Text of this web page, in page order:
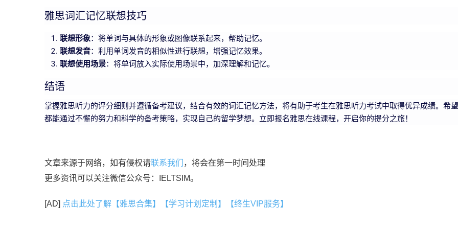
雅思词汇记忆联想技巧
联想形象：将单词与具体的形象或图像联系起来，帮助记忆。
联想发音：利用单词发音的相似性进行联想，增强记忆效果。
联想使用场景：将单词放入实际使用场景中，加深理解和记忆。
结语
掌握雅思听力的评分细则并遵循备考建议，结合有效的词汇记忆方法，将有助于考生在雅思听力考试中取得优异成绩。希
都能通过不懈的努力和科学的备考策略，实现自己的留学梦想。立即报名雅思在线课程，开启你的提分之旅！
文章来源于网络，如有侵权请联系我们 ，将会在第一时间处理
更多资讯可以关注微信公众号：IELTSIM。
[AD] 点击此处了解【雅思合集】【学习计划定制】【终生VIP服务】